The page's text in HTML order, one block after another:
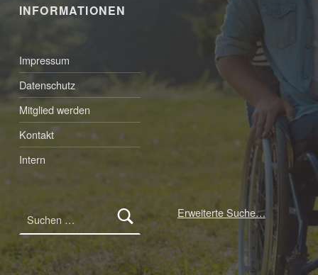
INFORMATIONEN
Impressum
Datenschutz
Mitglied werden
Kontakt
Intern
Erweiterte Suche…